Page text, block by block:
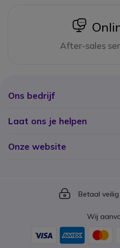
icon
After-sales
Ons bedrijf
Laat ons je helpen
Onze website
Icon
Betaal
Wij